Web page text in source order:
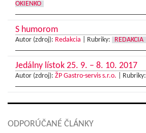
OKIENKO
S humorom
Autor (zdroj): Redakcia Rubriky: REDAKCIA
Jedálny lístok 25. 9. – 8. 10. 2017
Autor (zdroj): ŽP Gastro-servis s.r.o. Rubriky:
ODPORÚČANÉ ČLÁNKY